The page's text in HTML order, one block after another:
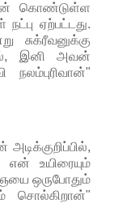
கொண்டுள்ள
ஏற்பட்டது.
இனி அவன்
என் உயிரையும்
ஒருபோதும்
சொல்கிறான்"